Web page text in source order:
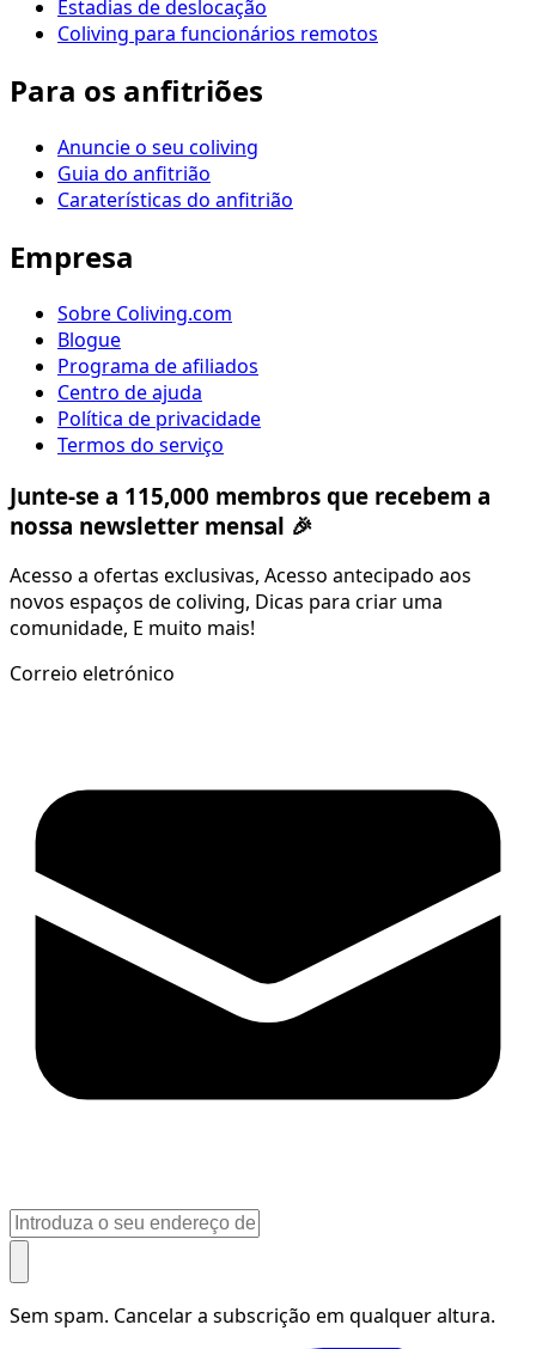
Estadias de deslocação
Coliving para funcionários remotos
Para os anfitriões
Anuncie o seu coliving
Guia do anfitrião
Caraterísticas do anfitrião
Empresa
Sobre Coliving.com
Blogue
Programa de afiliados
Centro de ajuda
Política de privacidade
Termos do serviço
Junte-se a 115,000 membros que recebem a
nossa newsletter mensal 🎉
Acesso a ofertas exclusivas, Acesso antecipado aos
novos espaços de coliving, Dicas para criar uma
comunidade, E muito mais!
Correio eletrónico
Sem spam. Cancelar a subscrição em qualquer altura.